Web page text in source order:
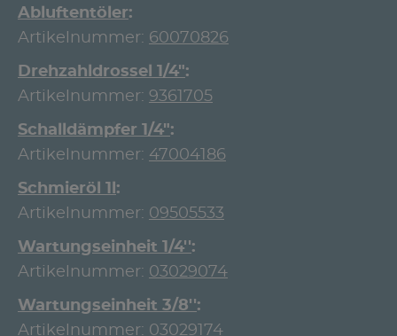
Abluftentöler
Artikelnummer: 60070826
Drehzahldrossel 1/4"
Artikelnummer: 9361705
Schalldämpfer 1/4"
Artikelnummer: 47004186
Schmieröl 1l
Artikelnummer: 09505533
Wartungseinheit 1/4''
Artikelnummer: 03029074
Wartungseinheit 3/8''
Artikelnummer: 03029174